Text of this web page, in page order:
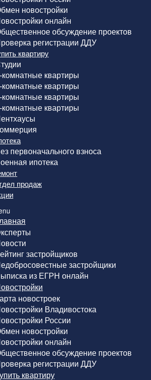
новостройки
онлайн
обсуждение проектов
регистрации ДДУ
квартиру
комнатные квартиры
комнатные квартиры
комнатные квартиры
комнатные квартиры
первоначального взноса
ипотека
продаж
застройщиков
застройщики
из ЕГРН онлайн
новостроек
Владивостока
России
новостройки
онлайн
обсуждение проектов
регистрации ДДУ
квартиру